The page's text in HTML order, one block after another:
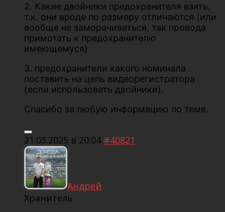
2. Какие двойники предохранителя взять,
т.к. они вроде по размеру отличаются (или
вообще не заморачиваться, так провода
примотать к предохранителю
имеющемуся)
3. предохранители какого номинала
поставить на цепь видеорегистратора
(если использовать двойники).
Спасибо за любую информацию по теме.
21.03.2025 в 20:04 #40821
Андрей
Хранитель